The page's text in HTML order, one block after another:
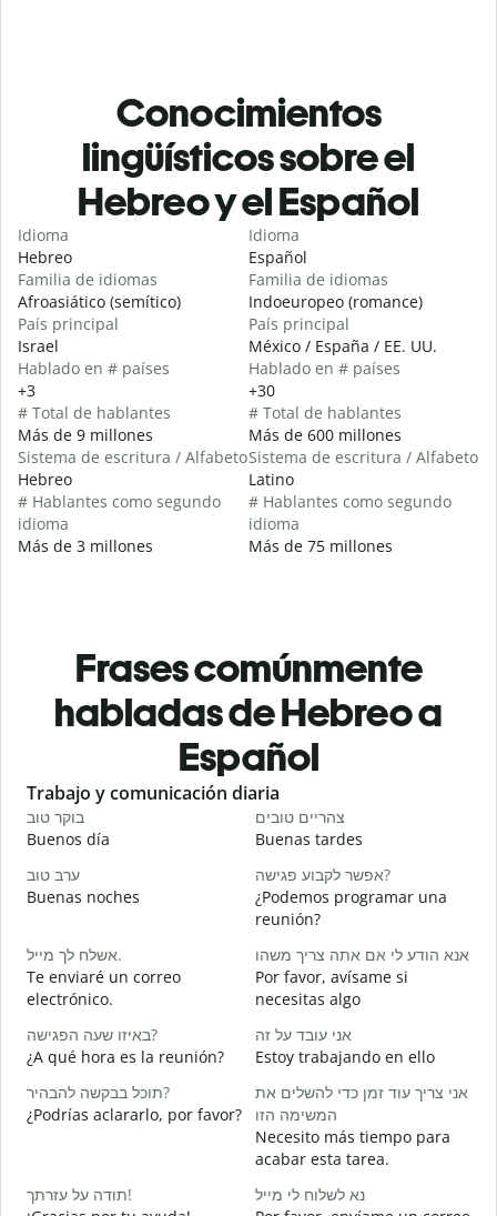
Conocimientos
lingüísticos sobre el
Hebreo y el Español
Idioma
Hebreo
Familia de idiomas
Afroasiático (semítico)
País principal
Israel
Hablado en # países
+3
# Total de hablantes
Más de 9 millones
Sistema de escritura / Alfabeto
Hebreo
# Hablantes como segundo
idioma
Más de 3 millones
Idioma
Español
Familia de idiomas
Indoeuropeo (romance)
País principal
México / España / EE. UU.
Hablado en # países
+30
# Total de hablantes
Más de 600 millones
Sistema de escritura / Alfabeto
Latino
# Hablantes como segundo
idioma
Más de 75 millones
Frases comúnmente
habladas de Hebreo a
Español
Slide 1 of 6
Trabajo y comunicación diaria
בוקר טוב
Buenos día
צהריים טובים
Buenas tardes
ערב טוב
Buenas noches
אפשר לקבוע פגישה?
¿Podemos programar una
reunión?
אשלח לך מייל.
Te enviaré un correo
electrónico.
אנא הודע לי אם אתה צריך משהו
Por favor, avísame si
necesitas algo
באיזו שעה הפגישה?
¿A qué hora es la reunión?
אני עובד על זה
Estoy trabajando en ello
תוכל בבקשה להבהיר?
¿Podrías aclararlo, por favor?
אני צריך עוד זמן כדי להשלים את
המשימה הזו
Necesito más tiempo para
acabar esta tarea.
תודה על עזרתך!
נא לשלוח לי מייל